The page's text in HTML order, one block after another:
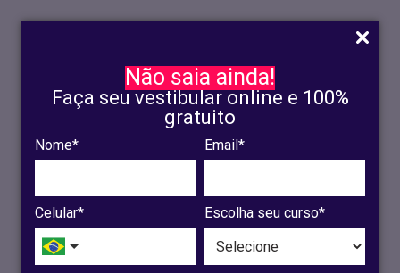
Não saia ainda!
Faça seu vestibular online e 100%
gratuito
Nome* Email*
Celular* Escolha seu curso*
INSCRIÇÃO
OLINDA
RECIFE